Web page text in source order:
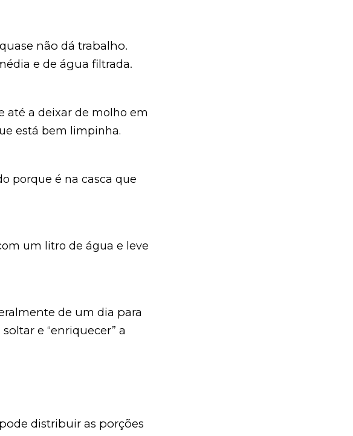
não dá trabalho.
e de água filtrada.
até a deixar de molho em
está bem limpinha.
porque é na casca que
um litro de água e leve
de um dia para
e “enriquecer” a
distribuir as porções